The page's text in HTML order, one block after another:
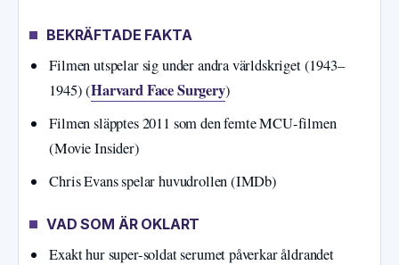
BEKRÄFTADE FAKTA
Filmen utspelar sig under andra världskriget (1943–
1945) (Harvard Face Surgery)
Filmen släpptes 2011 som den femte MCU-filmen
(Movie Insider)
Chris Evans spelar huvudrollen (IMDb)
VAD SOM ÄR OKLART
Exakt hur super-soldat serumet påverkar åldrandet